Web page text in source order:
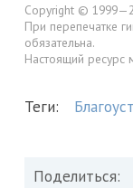
Copyright ©
При перепечатке
обязательна.
Настоящий ресурс
Теги:
Поделиться: